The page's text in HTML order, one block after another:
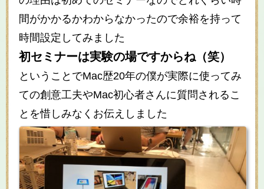
間がかかるかわからなかったので余裕を持って
時間設定してみました
初セミナーは実験の場ですからね（笑）
ということでMac歴20年の僕が実際に使ってみ
ての創意工夫やMac初心者さんに質問されるこ
とを惜しみなくお伝えしました